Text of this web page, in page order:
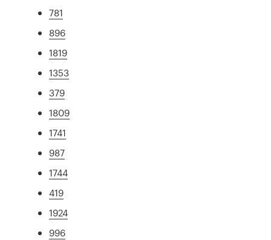
781
896
1819
1353
379
1809
1741
987
1744
419
1924
996